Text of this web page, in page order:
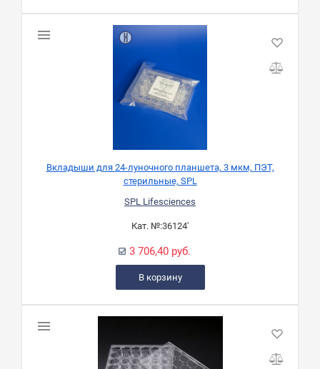
Вкладыши для 24-луночного планшета, 3 мкм, ПЭТ,
стерильные, SPL
SPL Lifesciences
Кат. №:36124'
3 706,40 руб.
В корзину